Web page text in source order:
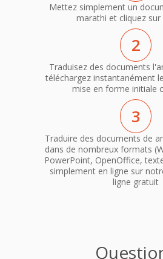
Mettez simplement un
marathi et cliquez sur
2
Traduisez des documents
téléchargez instantanément
mise en forme initiale
3
Traduire des documents de
dans de nombreux formats
PowerPoint, OpenOffice,
simplement en ligne sur
ligne gratuit